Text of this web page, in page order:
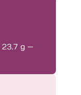
23.7 g —